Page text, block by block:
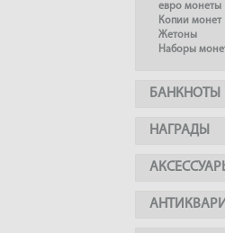
евро монеты
Копии монет
Жетоны
Наборы
БАНКНОТЫ
НАГРАДЫ